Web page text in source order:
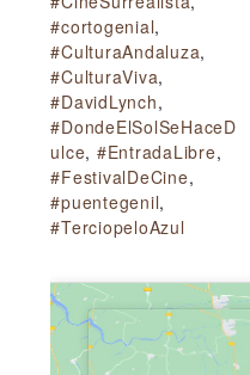
#cortogenial,
#CulturaAndaluza,
#CulturaViva,
#DavidLynch,
#DondeElSolSeHaceD
ulce, #EntradaLibre,
#FestivalDeCine,
#puentegenil,
#TerciopeloAzul